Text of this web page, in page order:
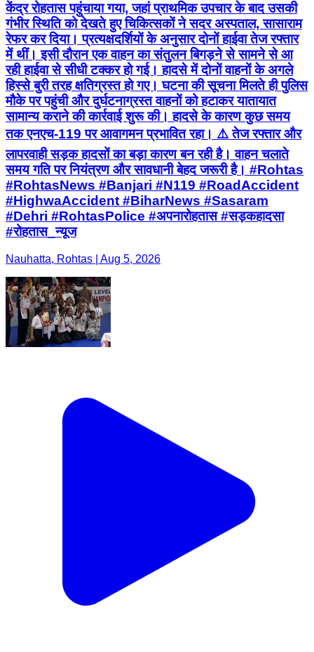
केंद्र रोहतास पहुंचाया गया, जहां प्राथमिक उपचार के बाद उसकी
गंभीर स्थिति को देखते हुए चिकित्सकों ने सदर अस्पताल, सासाराम
रेफर कर दिया। प्रत्यक्षदर्शियों के अनुसार दोनों हाईवा तेज रफ्तार
में थीं। इसी दौरान एक वाहन का संतुलन बिगड़ने से सामने से आ
रही हाईवा से सीधी टक्कर हो गई। हादसे में दोनों वाहनों के अगले
हिस्से बुरी तरह क्षतिग्रस्त हो गए। घटना की सूचना मिलते ही पुलिस
मौके पर पहुंची और दुर्घटनाग्रस्त वाहनों को हटाकर यातायात
सामान्य कराने की कार्रवाई शुरू की। हादसे के कारण कुछ समय
तक एनएच-119 पर आवागमन प्रभावित रहा। ⚠️ तेज रफ्तार और
लापरवाही सड़क हादसों का बड़ा कारण बन रही है। वाहन चलाते
समय गति पर नियंत्रण और सावधानी बेहद जरूरी है। #Rohtas
#RohtasNews #Banjari #N119 #RoadAccident
#HighwaAccident #BiharNews #Sasaram
#Dehri #RohtasPolice #अपनारोहतास #सड़कहादसा
#रोहतास_न्यूज
Nauhatta, Rohtas | Aug 5, 2026